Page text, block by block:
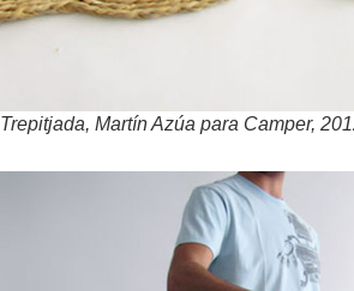
Trepitjada, Martín Azúa para Camper,